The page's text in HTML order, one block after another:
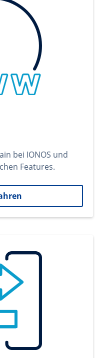
bei IONOS und
Features.